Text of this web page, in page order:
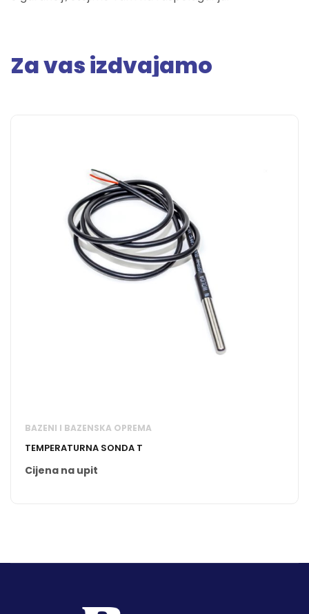
Za vas izdvajamo
BAZENI I BAZENSKA OPREMA
TEMPERATURNA SONDA T
Cijena na upit